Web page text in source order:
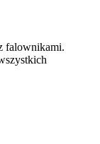
falownikami.